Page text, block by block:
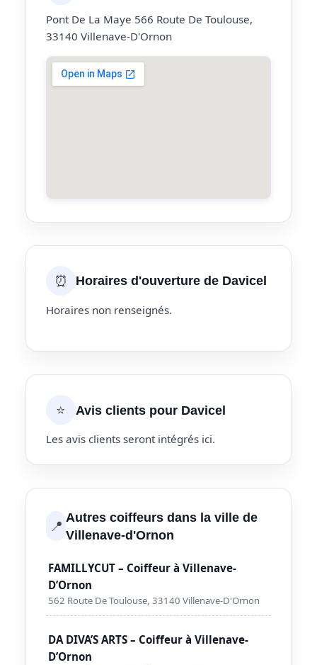
Pont De La Maye 566 Route De Toulouse,
33140 Villenave-D'Ornon
⏰ Horaires d'ouverture de Davicel
Horaires non renseignés.
⭐ Avis clients pour Davicel
Les avis clients seront intégrés ici.
📍 Autres coiffeurs dans la ville de
Villenave-d'Ornon
FAMILLYCUT – Coiffeur à Villenave-
D’Ornon
562 Route De Toulouse, 33140 Villenave-D'Ornon
DA DIVA’S ARTS – Coiffeur à Villenave-
D’Ornon